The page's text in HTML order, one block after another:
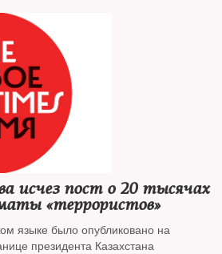
исчез пост о 20 тысячах
«террористов»
языке было опубликовано на
президента Казахстана